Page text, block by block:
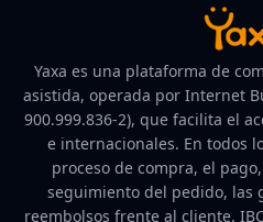
Yaxa es una plataforma de
asistida, operada por Internet
900.999.836-2), que facilita el
e internacionales. En todos
proceso de compra, el
seguimiento del pedido, las
reembolsos frente al cliente.